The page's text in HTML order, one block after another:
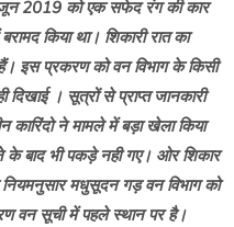
2019 को एक सफेद रंग की कार
किया था। शिकारी रात का
इस प्रकरण को वन विभाग के किसी
। सूत्रों से प्राप्त जानकारी
कारिंदो ने मामले में बड़ा खेला किया
के बाद भी पकड़े नही गए। ओर शिकार
मधुसूदन गड़ वन विभाग को
वन सूची में पहले स्थान पर है।